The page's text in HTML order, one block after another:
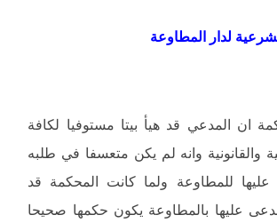
لدار المطاوعة
ان المدعي قد هيأ بيتا مستوفيا لكافة
والقانونية وانه لم يكن متعسفا في طلبه
عليها للمطاوعة ولما كانت المحكمة قد
عليها بالمطاوعة يكون حكمها صحيحا